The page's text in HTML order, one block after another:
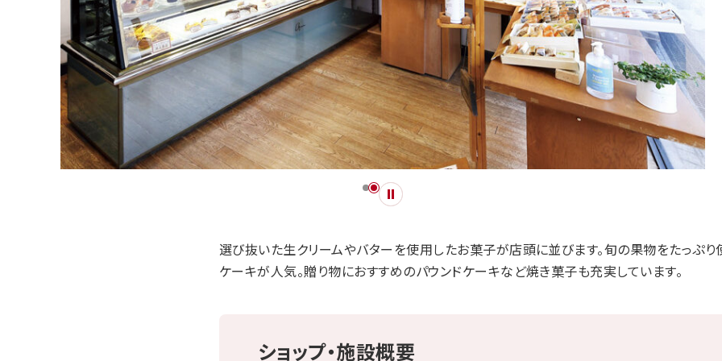
選び抜いた生クリームやバターを使用したお菓子が店頭に並びます。旬の果物をたっぷ
ケーキが人気。贈り物におすすめのパウンドケーキなど焼き菓子も充実しています。
ショップ・施設概要